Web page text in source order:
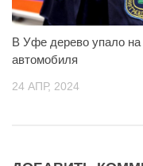
В Уфе дерево упало на
автомобиля
24 АПР, 2024